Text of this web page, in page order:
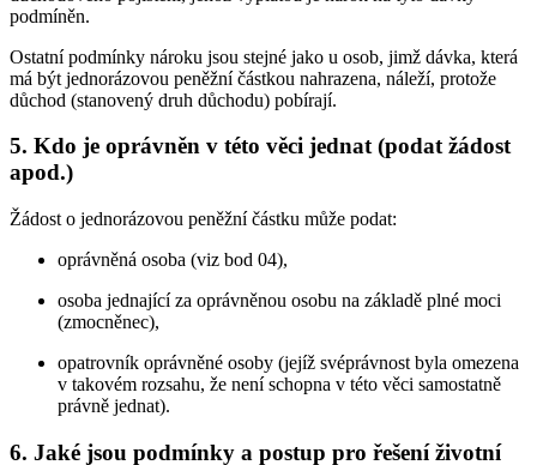
podmíněn.
Ostatní podmínky nároku jsou stejné jako u osob, jimž dávka, která
má být jednorázovou peněžní částkou nahrazena, náleží, protože
důchod (stanovený druh důchodu) pobírají.
5. Kdo je oprávněn v této věci jednat (podat žádost
apod.)
Žádost o jednorázovou peněžní částku může podat:
oprávněná osoba (viz bod 04),
osoba jednající za oprávněnou osobu na základě plné moci
(zmocněnec),
opatrovník oprávněné osoby (jejíž svéprávnost byla omezena
v takovém rozsahu, že není schopna v této věci samostatně
právně jednat).
6. Jaké jsou podmínky a postup pro řešení životní